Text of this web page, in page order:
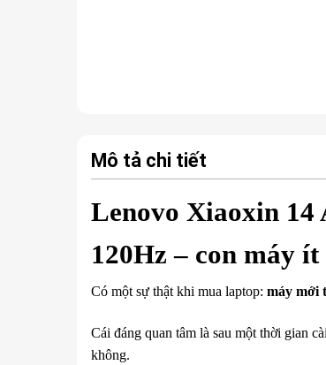
Mô tả chi tiết
Lenovo Xiaoxin 14
120Hz – con máy
Có một sự thật khi mua laptop: máy mới
Cái đáng quan tâm là sau một thời gian
không.